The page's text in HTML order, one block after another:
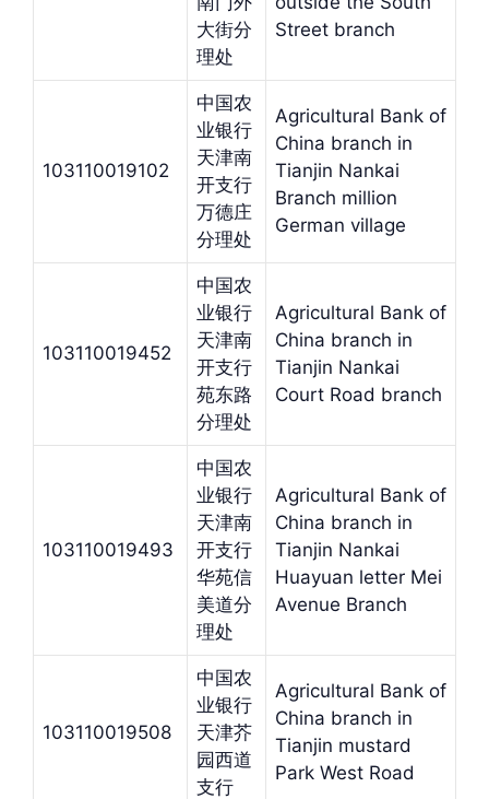
大街分
理处
Street branch
103110019102
中国农
业银行
天津南
开支行
万德庄
分理处
Agricultural Bank of
China branch in
Tianjin Nankai
Branch million
German village
103110019452
中国农
业银行
天津南
开支行
苑东路
分理处
Agricultural Bank of
China branch in
Tianjin Nankai
Court Road branch
103110019493
中国农
业银行
天津南
开支行
华苑信
美道分
理处
Agricultural Bank of
China branch in
Tianjin Nankai
Huayuan letter Mei
Avenue Branch
103110019508
中国农
业银行
天津芥
园西道
支行
Agricultural Bank of
China branch in
Tianjin mustard
Park West Road